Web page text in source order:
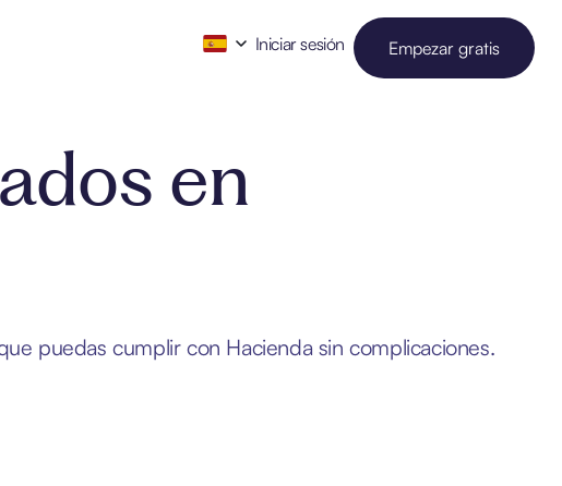
Iniciar sesión Empezar gratis
en
puedas cumplir con Hacienda sin complicaciones.